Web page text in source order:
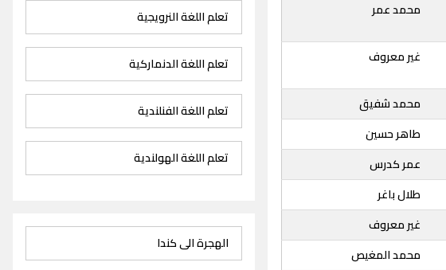
محمد عمر
غير معروف
محمد شفيق
طاهر حسين
عمر كدرس
طلال باغر
غير معروف
محمد المغيص
تعلم اللغة النرويجية
تعلم اللغة الدنماركية
تعلم اللغة الفنلندية
تعلم اللغة الهولندية
الهجرة الى كندا